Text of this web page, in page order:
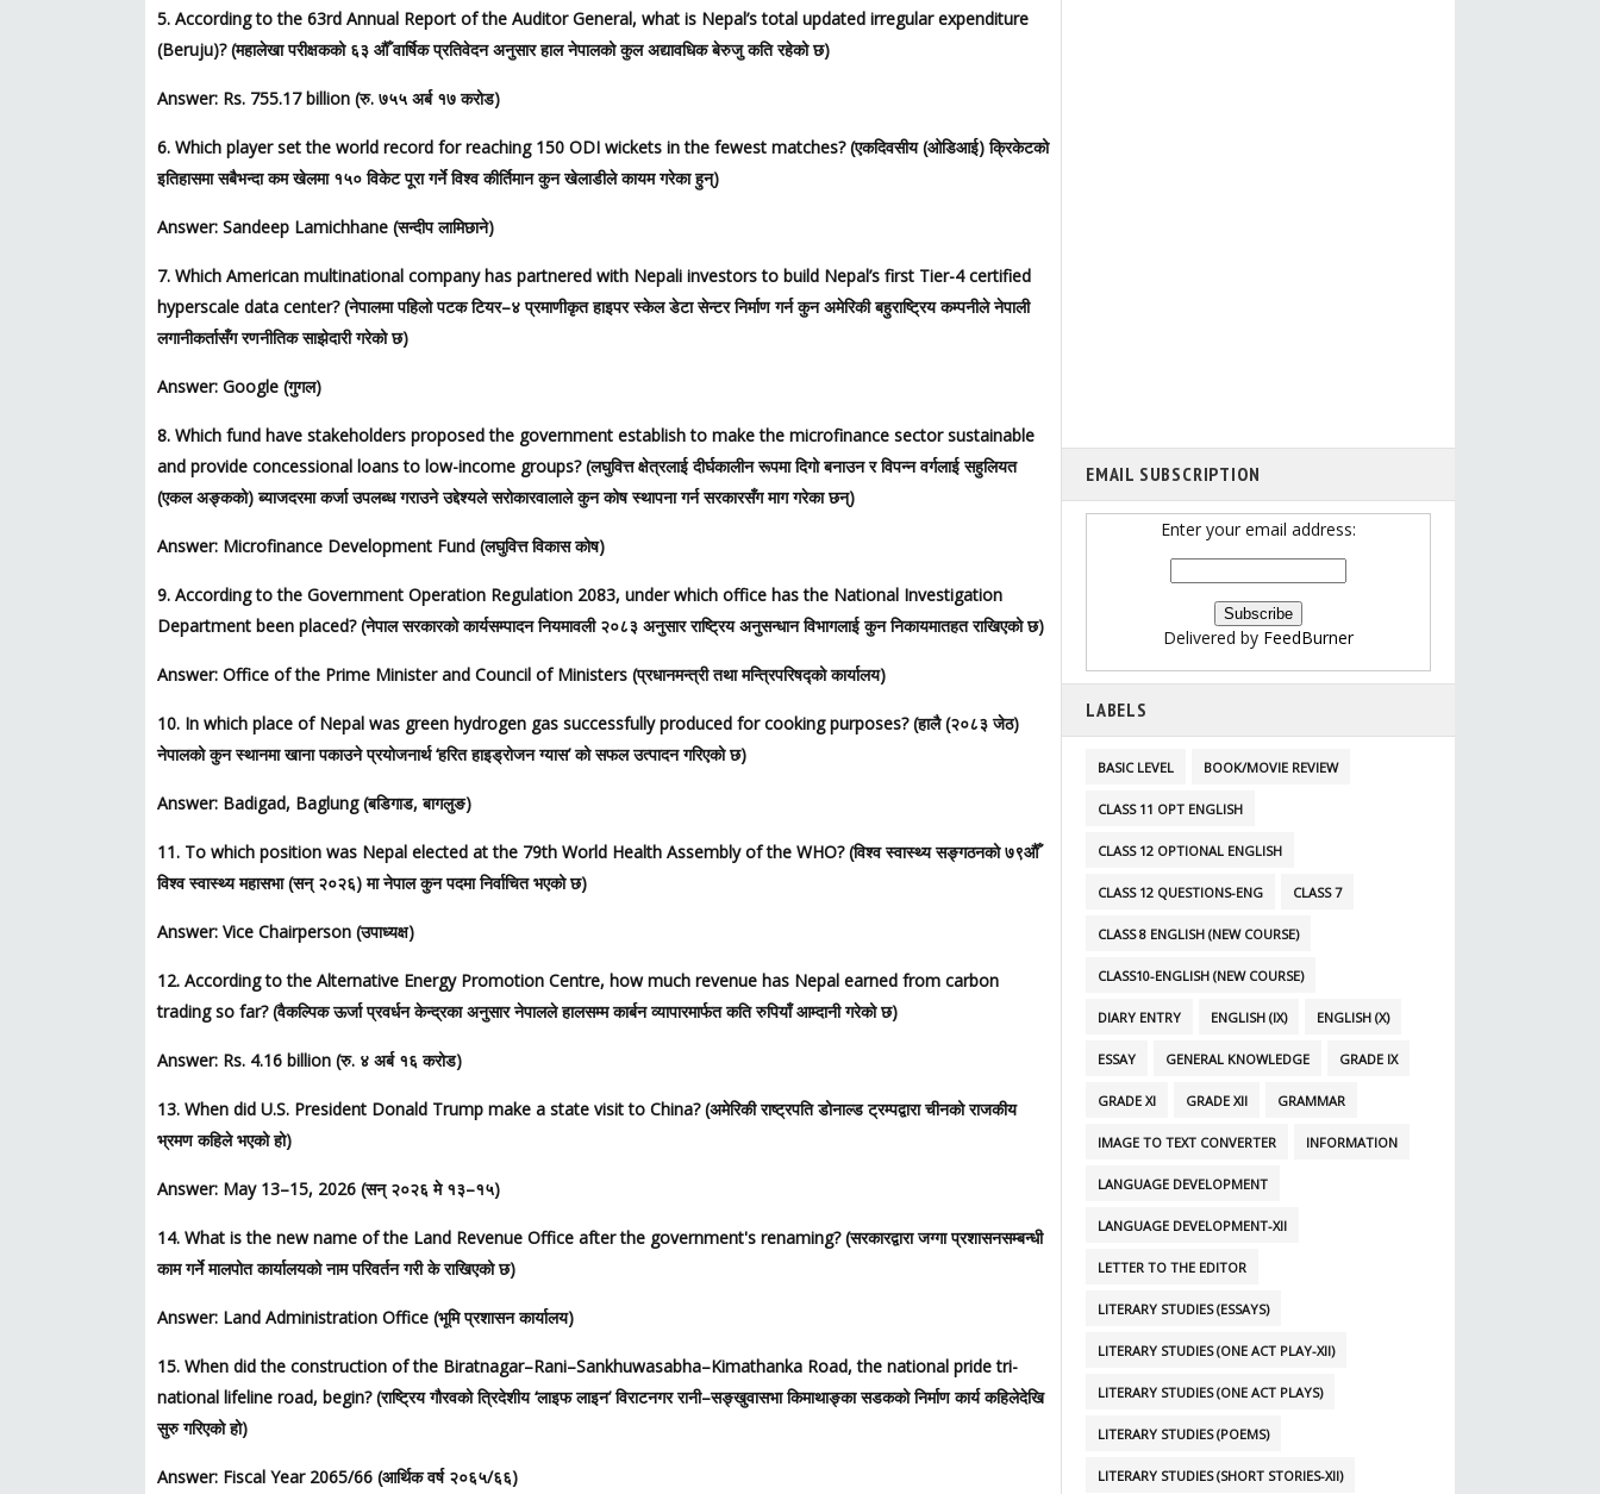
5. According to the 63rd Annual Report of the Auditor General, what is Nepal’s total updated irregular expenditure
(Beruju)? (महालेखा परीक्षकको ६३ औँ वार्षिक प्रतिवेदन अनुसार हाल नेपालको कुल अद्यावधिक बेरुजु कति रहेको छ)
Answer: Rs. 755.17 billion (रु. ७५५ अर्ब १७ करोड)
6. Which player set the world record for reaching 150 ODI wickets in the fewest matches? (एकदिवसीय (ओडिआई) क्रिकेटको
इतिहासमा सबैभन्दा कम खेलमा १५० विकेट पूरा गर्ने विश्व कीर्तिमान कुन खेलाडीले कायम गरेका हुन्)
Answer: Sandeep Lamichhane (सन्दीप लामिछाने)
7. Which American multinational company has partnered with Nepali investors to build Nepal’s first Tier-4 certified
hyperscale data center? (नेपालमा पहिलो पटक टियर–४ प्रमाणीकृत हाइपर स्केल डेटा सेन्टर निर्माण गर्न कुन अमेरिकी बहुराष्ट्रिय कम्पनीले नेपाली
लगानीकर्तासँग रणनीतिक साझेदारी गरेको छ)
Answer: Google (गुगल)
8. Which fund have stakeholders proposed the government establish to make the microfinance sector sustainable
and provide concessional loans to low-income groups? (लघुवित्त क्षेत्रलाई दीर्घकालीन रूपमा दिगो बनाउन र विपन्न वर्गलाई सहुलियत
(एकल अङ्कको) ब्याजदरमा कर्जा उपलब्ध गराउने उद्देश्यले सरोकारवालाले कुन कोष स्थापना गर्न सरकारसँग माग गरेका छन्)
Answer: Microfinance Development Fund (लघुवित्त विकास कोष)
9. According to the Government Operation Regulation 2083, under which office has the National Investigation
Department been placed? (नेपाल सरकारको कार्यसम्पादन नियमावली २०८३ अनुसार राष्ट्रिय अनुसन्धान विभागलाई कुन निकायमातहत राखिएको छ)
Answer: Office of the Prime Minister and Council of Ministers (प्रधानमन्त्री तथा मन्त्रिपरिषद्को कार्यालय)
10. In which place of Nepal was green hydrogen gas successfully produced for cooking purposes? (हालै (२०८३ जेठ)
नेपालको कुन स्थानमा खाना पकाउने प्रयोजनार्थ ‘हरित हाइड्रोजन ग्यास’ को सफल उत्पादन गरिएको छ)
Answer: Badigad, Baglung (बडिगाड, बागलुङ)
11. To which position was Nepal elected at the 79th World Health Assembly of the WHO? (विश्व स्वास्थ्य सङ्गठनको ७९औँ
विश्व स्वास्थ्य महासभा (सन् २०२६) मा नेपाल कुन पदमा निर्वाचित भएको छ)
Answer: Vice Chairperson (उपाध्यक्ष)
12. According to the Alternative Energy Promotion Centre, how much revenue has Nepal earned from carbon
trading so far? (वैकल्पिक ऊर्जा प्रवर्धन केन्द्रका अनुसार नेपालले हालसम्म कार्बन व्यापारमार्फत कति रुपियाँ आम्दानी गरेको छ)
Answer: Rs. 4.16 billion (रु. ४ अर्ब १६ करोड)
13. When did U.S. President Donald Trump make a state visit to China? (अमेरिकी राष्ट्रपति डोनाल्ड ट्रम्पद्वारा चीनको राजकीय
भ्रमण कहिले भएको हो)
Answer: May 13–15, 2026 (सन् २०२६ मे १३–१५)
14. What is the new name of the Land Revenue Office after the government's renaming? (सरकारद्वारा जग्गा प्रशासनसम्बन्धी
काम गर्ने मालपोत कार्यालयको नाम परिवर्तन गरी के राखिएको छ)
Answer: Land Administration Office (भूमि प्रशासन कार्यालय)
15. When did the construction of the Biratnagar–Rani–Sankhuwasabha–Kimathanka Road, the national pride tri-
national lifeline road, begin? (राष्ट्रिय गौरवको त्रिदेशीय ‘लाइफ लाइन’ विराटनगर रानी–सङ्खुवासभा किमाथाङ्का सडकको निर्माण कार्य कहिलेदेखि
सुरु गरिएको हो)
Answer: Fiscal Year 2065/66 (आर्थिक वर्ष २०६५/६६)
EMAIL SUBSCRIPTION
Enter your email address:
Delivered by FeedBurner
LABELS
BASIC LEVEL BOOK/MOVIE REVIEW
CLASS 11 OPT ENGLISH
CLASS 12 OPTIONAL ENGLISH
CLASS 12 QUESTIONS-ENG CLASS 7
CLASS 8 ENGLISH (NEW COURSE)
CLASS10-ENGLISH (NEW COURSE)
DIARY ENTRY ENGLISH (IX) ENGLISH (X)
ESSAY GENERAL KNOWLEDGE GRADE IX
GRADE XI GRADE XII GRAMMAR
IMAGE TO TEXT CONVERTER INFORMATION
LANGUAGE DEVELOPMENT
LANGUAGE DEVELOPMENT-XII
LETTER TO THE EDITOR
LITERARY STUDIES (ESSAYS)
LITERARY STUDIES (ONE ACT PLAY-XII)
LITERARY STUDIES (ONE ACT PLAYS)
LITERARY STUDIES (POEMS)
LITERARY STUDIES (SHORT STORIES-XII)